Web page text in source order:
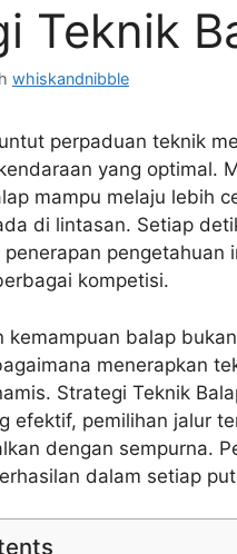
Teknik
whiskandnibble
perpaduan teknik
yang optimal.
mampu melaju lebih
di lintasan. Setiap
kompetisi.
kemampuan balap
menerapkan
Strategi Teknik
efektif, pemilihan jalur
dengan sempurna.
dalam setiap